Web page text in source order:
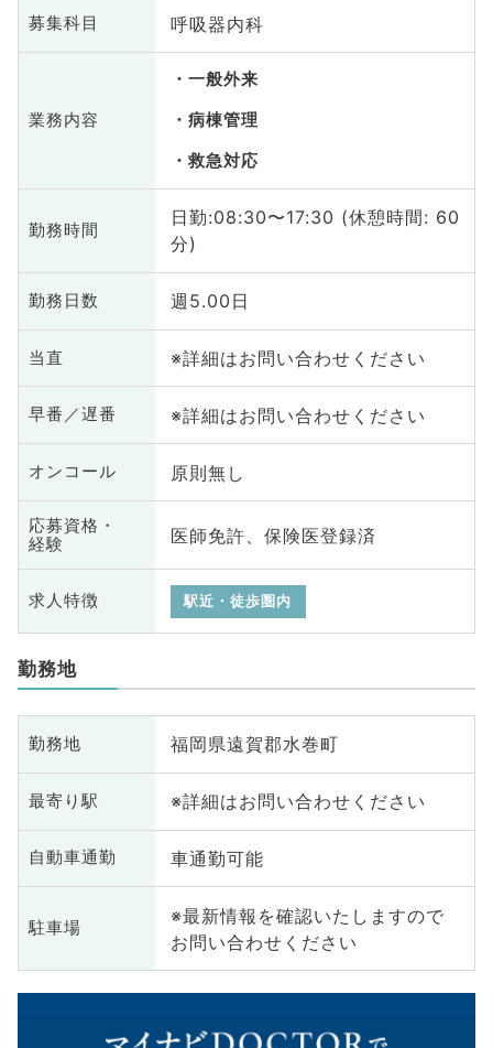
募集科目 呼吸器内科
業務内容
一般外来
病棟管理
救急対応
勤務時間
日勤:08:30〜17:30 (休憩時間: 60
分)
勤務日数 週5.00日
当直 ※詳細はお問い合わせください
早番／遅番 ※詳細はお問い合わせください
オンコール 原則無し
応募資格・
経験
医師免許、保険医登録済
求人特徴 駅近・徒歩圏内
勤務地
勤務地 福岡県遠賀郡水巻町
最寄り駅 ※詳細はお問い合わせください
自動車通勤 車通勤可能
駐車場
※最新情報を確認いたしますので
お問い合わせください